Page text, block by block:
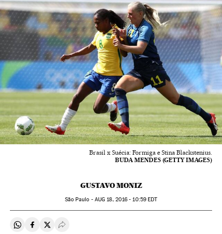
Brasil x Suécia: Formiga e Stina Blackstenius.
BUDA MENDES (GETTY IMAGES)
GUSTAVO MONIZ
São Paulo - AUG 18, 2016 - 10:59EDT
Compartir en Whatsapp
Compartir en Facebook
Compartir en Twitter
Desplegar Redes Sociales